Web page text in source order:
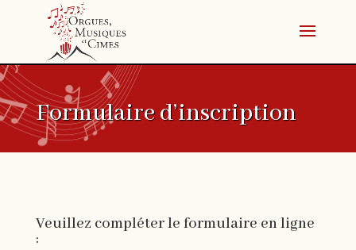
Formulaire d’inscription
Veuillez compléter le formulaire en ligne
: